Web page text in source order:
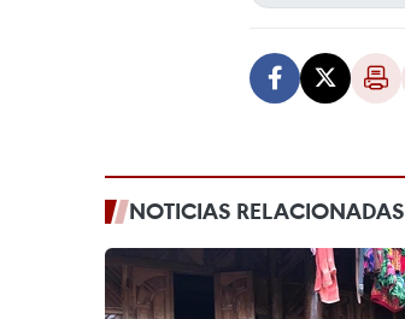
NOTICIAS RELACIONADAS